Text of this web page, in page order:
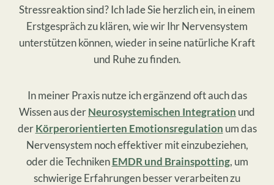
Stressreaktion sind? Ich lade Sie herzlich ein, in einem
Erstgespräch zu klären, wie wir Ihr Nervensystem
unterstützen können, wieder in seine natürliche Kraft
und Ruhe zu finden.
In meiner Praxis nutze ich ergänzend oft auch das
Wissen aus derNeurosystemischen Integration und
derKörperorientierten Emotionsregulation um das
Nervensystem noch effektiver mit einzubeziehen,
oder die TechnikenEMDR und Brainspotting, um
schwierige Erfahrungen besser verarbeiten zu